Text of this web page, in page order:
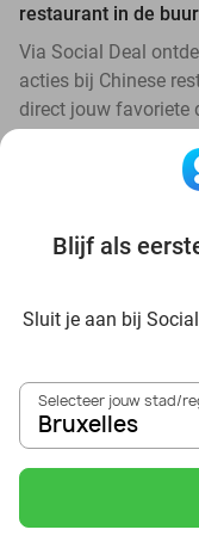
Blijf als
Sluit je aan bij
Selecteer jouw stad/
Bruxelles
restaurant in de
Via Social Deal
acties bij Chinese
direct jouw favoriete
Ontdek
Voordelig genieten